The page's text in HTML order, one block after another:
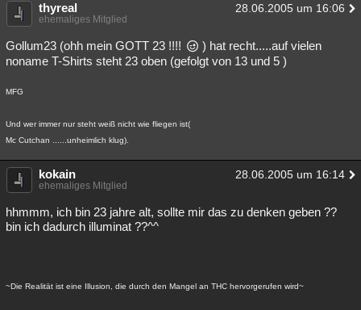
thyreal 28.06.2005 um 16:06
ehemaliges Mitglied
Gollum23 (ohh mein GOTT 23 !!!!
) hat recht.....auf vielen
noname T-Shirts steht 23 oben (gefolgt von 13 und 5 )
MFG
Und wer immer nur steht weiß nicht wie fliegen ist(
Mc Cutchan ......unheimlich klug).
kokain 28.06.2005 um 16:14
ehemaliges Mitglied
hhmmm, ich bin 23 jahre alt, sollte mir das zu denken geben ??
bin ich dadurch illuminat ??^^
~Die Realität ist eine Illusion, die durch den Mangel an THC hervorgerufen wird~